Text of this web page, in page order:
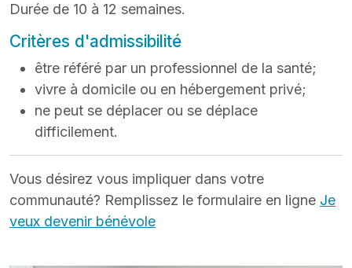
Durée de 10 à 12 semaines.
Critères d'admissibilité
être référé par un professionnel de la santé;
vivre à domicile ou en hébergement privé;
ne peut se déplacer ou se déplace
difficilement.
Vous désirez vous impliquer dans votre
communauté? Remplissez le formulaire en ligne Je
veux devenir bénévole